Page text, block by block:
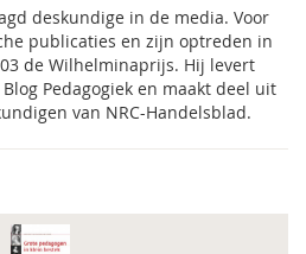
deskundige in de media. Voor
publicaties en zijn optreden in
de Wilhelminaprijs. Hij levert
Pedagogiek en maakt deel uit
van NRC-Handelsblad.